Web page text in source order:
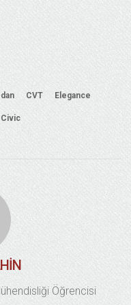
CVT Elegance
Öğrencisi